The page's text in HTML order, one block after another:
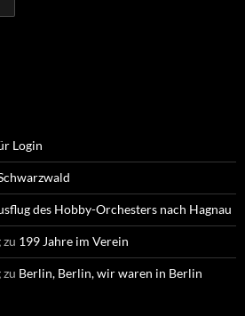
Login
des Hobby-Orchesters nach Hagnau
zu 199 Jahre im Verein
zu Berlin, Berlin, wir waren in Berlin